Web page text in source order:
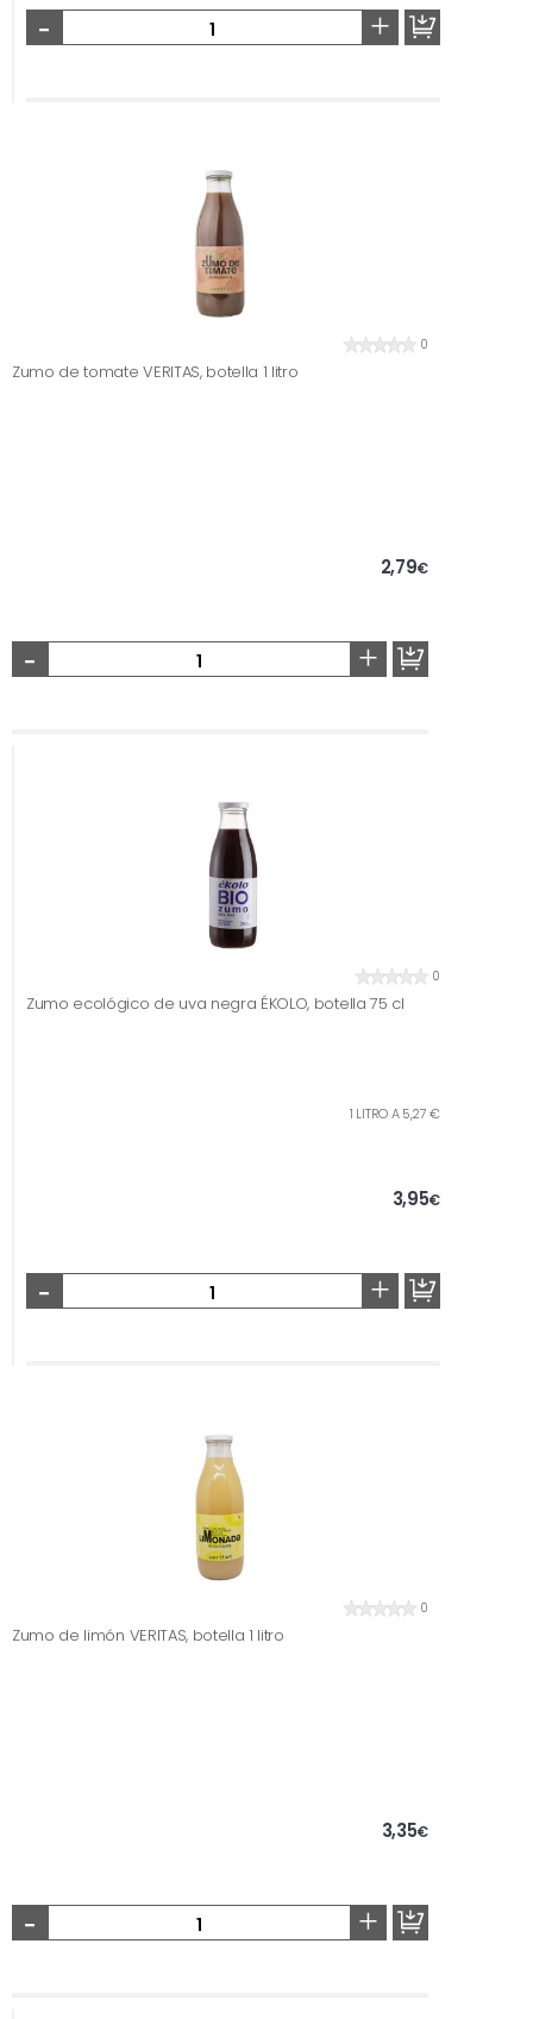
- +
0
Zumo de tomate VERITAS, botella 1 litro
2,79€
- +
0
Zumo ecológico de uva negra ÉKOLO, botella 75 cl
1 LITRO A 5,27 €
3,95€
- +
0
Zumo de limón VERITAS, botella 1 litro
3,35€
- +